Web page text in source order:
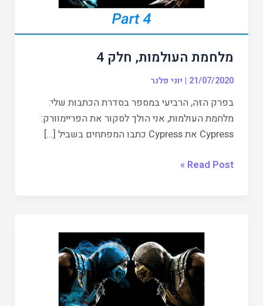
מלחמת העולמות, חלק 4
21/07/2020
| יוני פלנר
בפרק הזה, הרביעי במספר בסדרת הכתבות שלי:
מלחמת העולמות, אני הולך לסקור את הפריימוורק:
Cypress את Cypress כתבו המפתחים בשביל […]
Read Post »
העולמות,